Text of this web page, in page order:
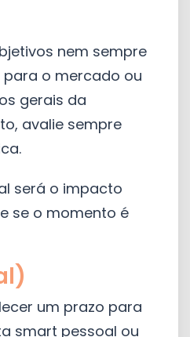
nem sempre
o mercado ou
gerais da
avalie sempre
será o impacto
se o momento é
um prazo para
smart pessoal ou